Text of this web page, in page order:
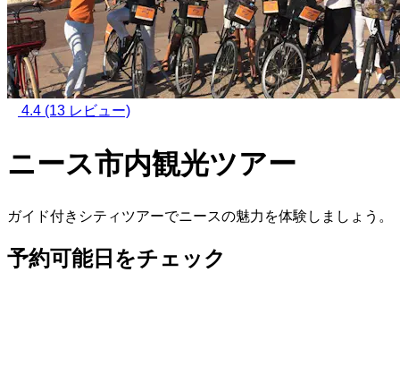
4.4 (13 レビュー)
ニース市内観光ツアー
ガイド付きシティツアーでニースの魅力を体験しましょう。
予約可能日をチェック